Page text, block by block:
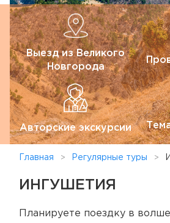
Выезд из Великого
Новгорода
Авторские экскурсии
Главная Регулярные туры
ИНГУШЕТИЯ
Планируете поездку в